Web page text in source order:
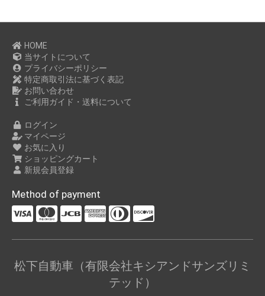
HOME
当サイトについて
プライバシーポリシー
特定商取引法に基づく表記
お問い合わせ
ご利用ガイド・送料について
ログイン
マイページ
お気に入り
ショッピングカート
新規会員登録
Method of payment
松下自動車（有限会社キシアンドサンズリミ
テッド）